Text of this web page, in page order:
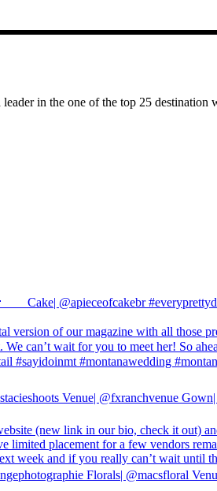
in the one of the top 25 destination